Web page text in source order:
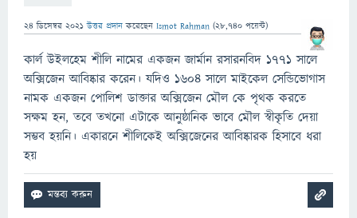
24 ডিসেম্বর 2021 উত্তর প্রদান করেছেন Ismot Rahman (28,740 পয়েন্ট)
কার্ল উইলহেম শীলি নামের একজন জার্মান রসারনবিদ ১৭৭১ সালে
অক্সিজেন আবিষ্কার করেন। যদিও ১৬০৪ সালে মাইকেল সেন্ডিভোগাস
নামক একজন পোলিশ ডাক্তার অক্সিজেন মৌল কে পৃথক করতে
সক্ষম হন, তবে তখনো এটাকে আনুষ্ঠানিক ভাবে মৌল স্বীকৃতি দেয়া
সম্ভব হয়নি। একারনে শীলিকেই অক্সিজেনের আবিষ্কারক হিসাবে ধরা
হয়